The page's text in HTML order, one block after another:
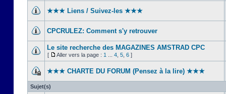
★★★ Liens / Suivez-les ★★★
CPCRULEZ: Comment s'y retrouver‎
Le site recherche des MAGAZINES AMSTRAD CPC
[ Aller vers la page : 1 4 5 6 ]
★★★ CHARTE DU FORUM (Pensez à la lire) ★★★
Sujet(s)